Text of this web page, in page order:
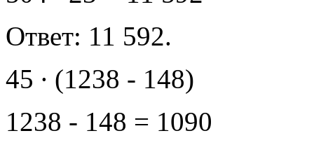
Ответ: 11 592.
45 ∙ (1238 - 148)
1238 - 148 = 1090